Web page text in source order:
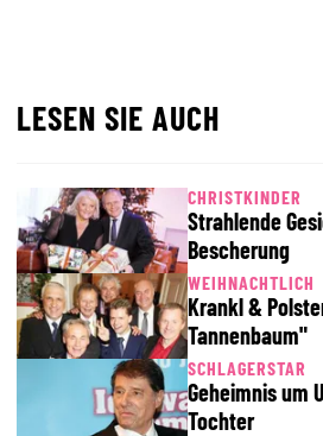
LESEN SIE AUCH
CHRISTKINDER
Strahlende
Bescherung
WEIHNACHTLICH
Krankl &
Tannenbaum"
SCHLAGERSTAR
Geheimnis um
Tochter